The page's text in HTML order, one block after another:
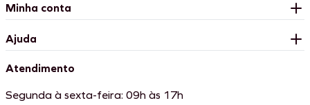
Minha conta
Ajuda
Atendimento
Segunda à sexta-feira: 09h às 17h